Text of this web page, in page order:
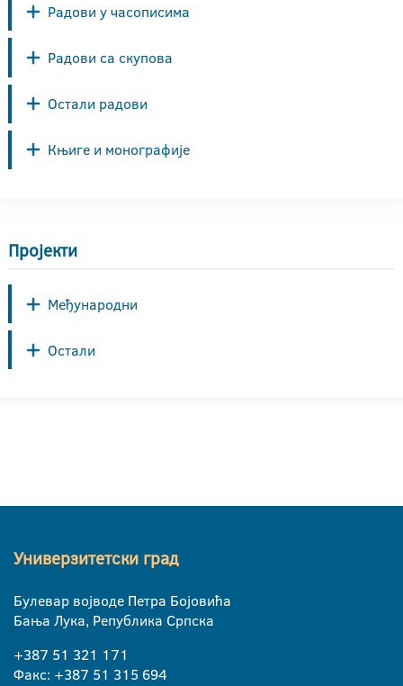
Радови у часописима
Радови са скупова
Остали радови
Књиге и монографије
Пројекти
Међународни
Остали
Универзитетски град
Булевар војводе Петра Бојовића
Бања Лука, Република Српска
+387 51 321 171
Факс: +387 51 315 694